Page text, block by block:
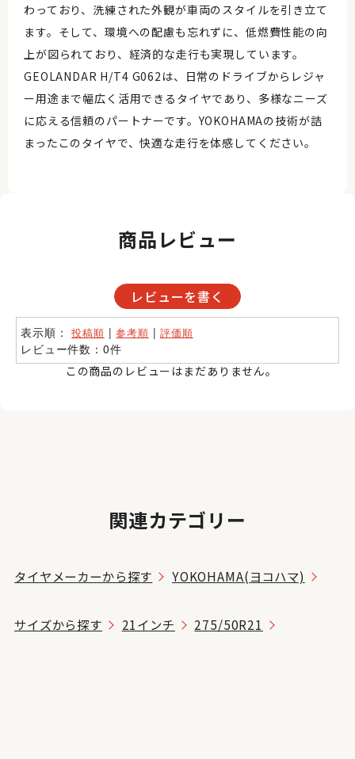
わっており、洗練された外観が車両のスタイルを引き立て
ます。そして、環境への配慮も忘れずに、低燃費性能の向
上が図られており、経済的な走行も実現しています。
GEOLANDAR H/T4 G062は、日常のドライブからレジャ
ー用途まで幅広く活用できるタイヤであり、多様なニーズ
に応える信頼のパートナーです。YOKOHAMAの技術が詰
まったこのタイヤで、快適な走行を体感してください。
商品レビュー
レビューを書く
表示順：投稿順 |参考順 |評価順
レビュー件数：0件
この商品のレビューはまだありません。
関連カテゴリー
タイヤメーカーから探す YOKOHAMA(ヨコハマ)
サイズから探す 21インチ 275/50R21